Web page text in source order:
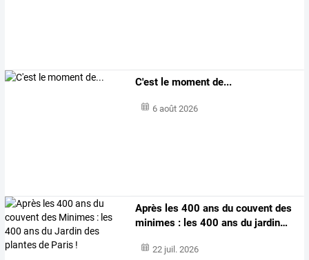
C'est le moment de...
6 août 2026
Après les 400 ans du couvent des
minimes : les 400 ans du jardin…
22 juil. 2026